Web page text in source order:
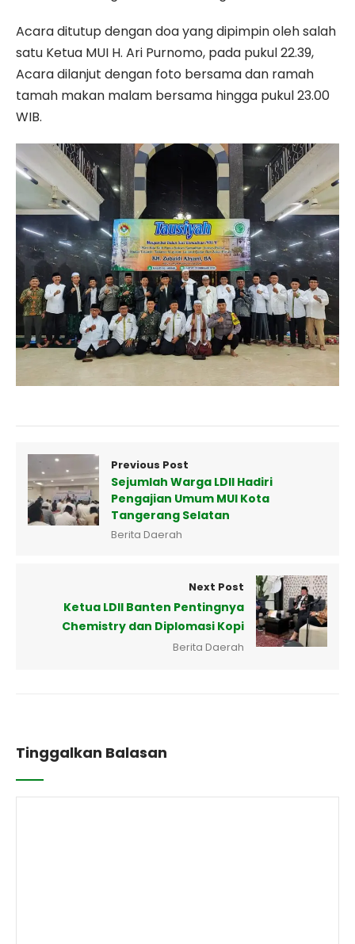
Acara ditutup dengan doa yang dipimpin oleh salah
satu Ketua MUI H. Ari Purnomo, pada pukul 22.39,
Acara dilanjut dengan foto bersama dan ramah
tamah makan malam bersama hingga pukul 23.00
WIB.
Previous Post
Sejumlah Warga LDII Hadiri
Pengajian Umum MUI Kota
Tangerang Selatan
Berita Daerah
Next Post
Ketua LDII Banten Pentingnya
Chemistry dan Diplomasi Kopi
Berita Daerah
Tinggalkan Balasan